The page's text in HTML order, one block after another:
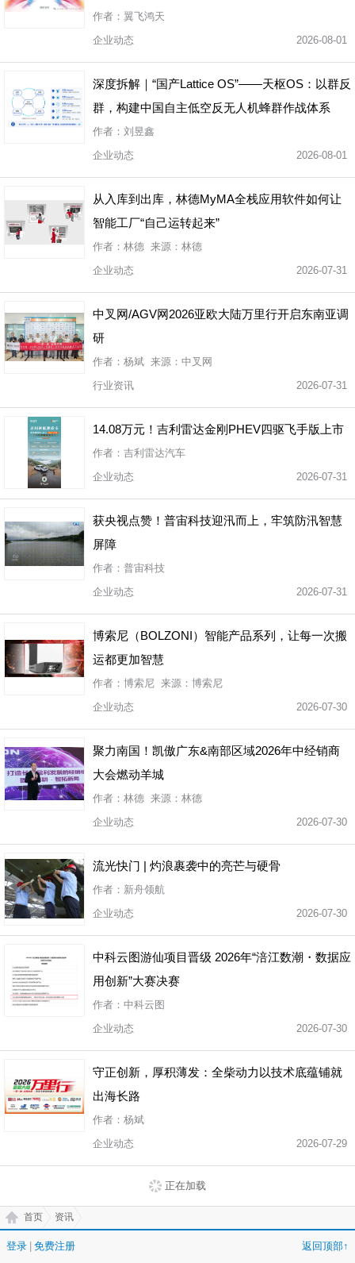
作者：翼飞鸿天
企业动态
2026-08-01
深度拆解｜“国产Lattice OS”——天枢OS：以群反
群，构建中国自主低空反无人机蜂群作战体系
作者：刘昱鑫
企业动态
2026-08-01
从入库到出库，林德MyMA全栈应用软件如何让
智能工厂“自己运转起来”
作者：林德 来源：林德
企业动态
2026-07-31
中叉网/AGV网2026亚欧大陆万里行开启东南亚调
研
作者：杨斌 来源：中叉网
行业资讯
2026-07-31
14.08万元！吉利雷达金刚PHEV四驱飞手版上市
作者：吉利雷达汽车
企业动态
2026-07-31
获央视点赞！普宙科技迎汛而上，牢筑防汛智慧
屏障
作者：普宙科技
企业动态
2026-07-31
博索尼（BOLZONI）智能产品系列，让每一次搬
运都更加智慧
作者：博索尼 来源：博索尼
企业动态
2026-07-30
聚力南国！凯傲广东&南部区域2026年中经销商
大会燃动羊城
作者：林德 来源：林德
企业动态
2026-07-30
流光快门 | 灼浪裹袭中的亮芒与硬骨
作者：新舟领航
企业动态
2026-07-30
中科云图游仙项目晋级 2026年“涪江数潮・数据应
用创新”大赛决赛
作者：中科云图
企业动态
2026-07-30
守正创新，厚积薄发：全柴动力以技术底蕴铺就
出海长路
作者：杨斌
企业动态
2026-07-29
正在加载
首页 资讯
登录 免费注册 返回顶部↑